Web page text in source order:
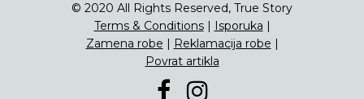
© 2020 All Rights Reserved, True Story
Terms & Conditions| Isporuka |
Zamena robe | Reklamacija robe |
Povrat artikla